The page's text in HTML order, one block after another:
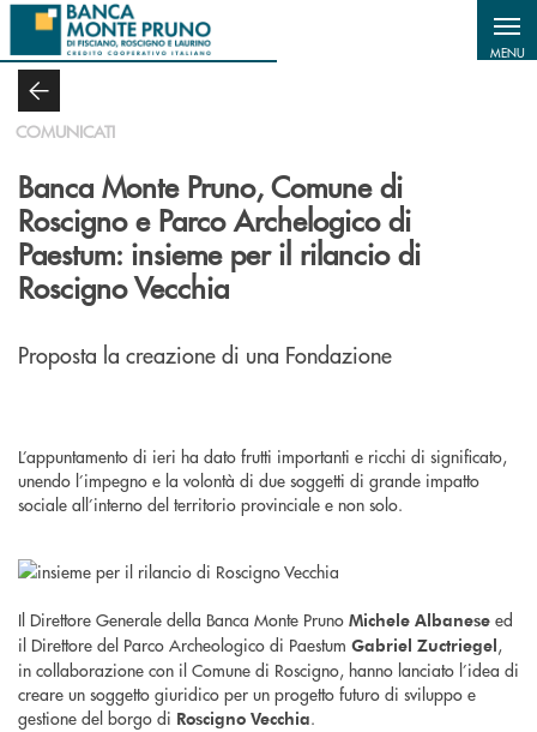
Salta al contenuto principale
MENU
COMUNICATI
Banca Monte Pruno, Comune di
Roscigno e Parco Archelogico di
Paestum: insieme per il rilancio di
Roscigno Vecchia
Proposta la creazione di una Fondazione
L’appuntamento di ieri ha dato frutti importanti e ricchi di significato,
unendo l’impegno e la volontà di due soggetti di grande impatto
sociale all’interno del territorio provinciale e non solo.
Il Direttore Generale della Banca Monte Pruno Michele Albanese ed
il Direttore del Parco Archeologico di Paestum Gabriel Zuctriegel,
in collaborazione con il Comune di Roscigno, hanno lanciato l’idea di
creare un soggetto giuridico per un progetto futuro di sviluppo e
gestione del borgo di Roscigno Vecchia.